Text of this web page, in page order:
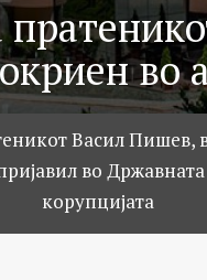
во
Васил Пишев,
во
корупцијата